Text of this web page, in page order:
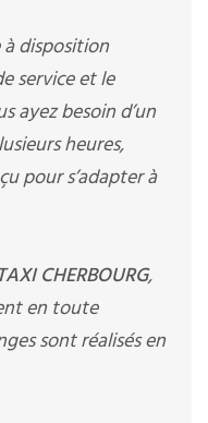
disposition
service et le
ayez besoin d’un
heures,
pour s’adapter à
CHERBOURG,
en toute
sont réalisés en